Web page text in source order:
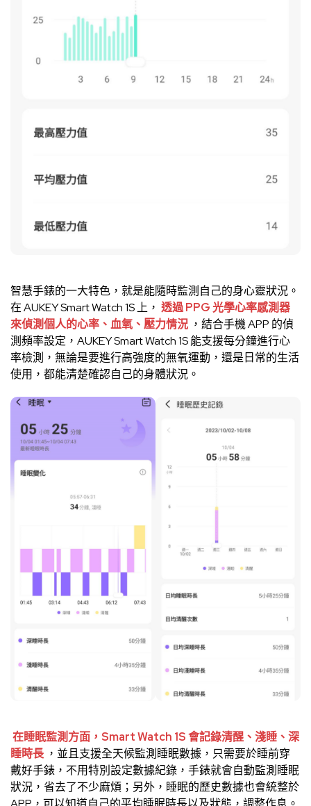
智慧手錶的一大特色，就是能隨時監測自己的身心靈狀況。
在 AUKEY Smart Watch 1S 上， 透過 PPG 光學心率感測器
來偵測個人的心率、血氧、壓力情況 ，結合手機 APP 的偵
測頻率設定，AUKEY Smart Watch 1S 能支援每分鐘進行心
率檢測，無論是要進行高強度的無氧運動，還是日常的生活
使用，都能清楚確認自己的身體狀況。
在睡眠監測方面，Smart Watch 1S 會記錄清醒、淺睡、深
睡時長 ，並且支援全天候監測睡眠數據，只需要於睡前穿
戴好手錶，不用特別設定數據紀錄，手錶就會自動監測睡眠
狀況，省去了不少麻煩；另外，睡眠的歷史數據也會統整於